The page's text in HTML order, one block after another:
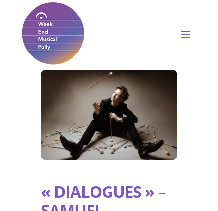
« DIALOGUES » –